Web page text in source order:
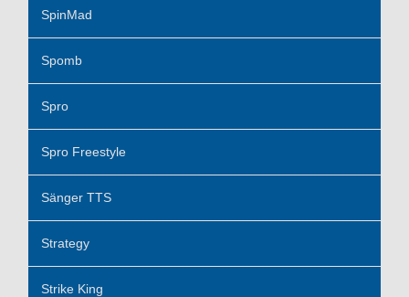
SpinMad
Spomb
Spro
Spro Freestyle
Sänger TTS
Strategy
Strike King